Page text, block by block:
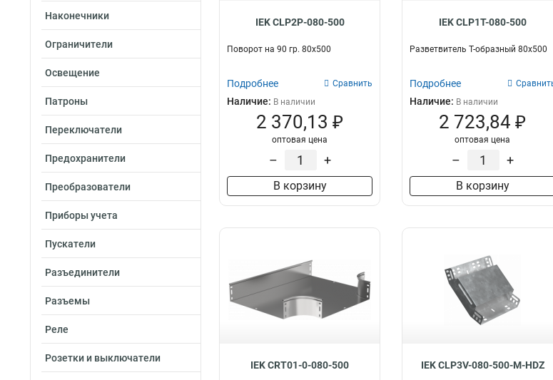
Наконечники
Ограничители
Освещение
Патроны
Переключатели
Предохранители
Преобразователи
Приборы учета
Пускатели
Разъединители
Разъемы
Реле
Розетки и выключатели
IEK CLP2P-080-500
Поворот на 90 гр. 80х500
Подробнее Сравнить
Наличие: В наличии
2 370,13 ₽
оптовая цена
– +
В корзину
IEK CLP1T-080-500
Разветвитель Т-образный 80х500
Подробнее
Наличие: В наличии
2 723,84 ₽
оптовая цена
– +
В корзину
IEK CRT01-0-080-500 IEK CLP3V-080-500-M-HDZ